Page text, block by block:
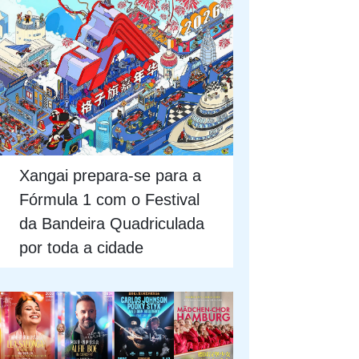
Xangai prepara-se para a
Fórmula 1 com o Festival
da Bandeira Quadriculada
por toda a cidade